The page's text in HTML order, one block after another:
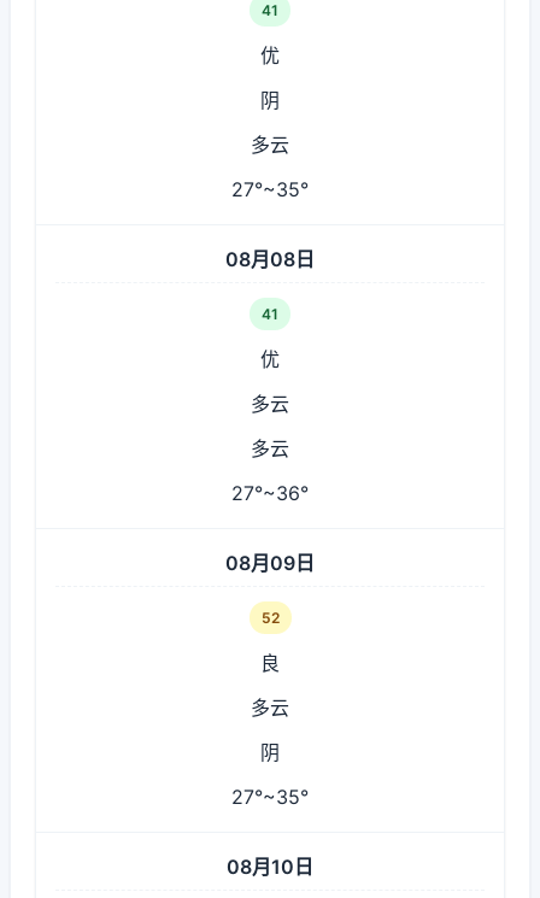
41
优
阴
多云
27°~35°
08月08日
41
优
多云
多云
27°~36°
08月09日
52
良
多云
阴
27°~35°
08月10日